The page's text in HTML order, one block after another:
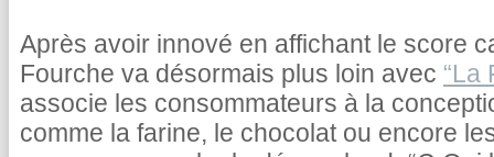
Après avoir innové en affichant le score
Fourche va désormais plus loin avec “La
associe les consommateurs à la
comme la farine, le chocolat ou encore